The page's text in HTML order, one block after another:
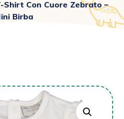
Shirt Con Cuore Zebrato –
Birba